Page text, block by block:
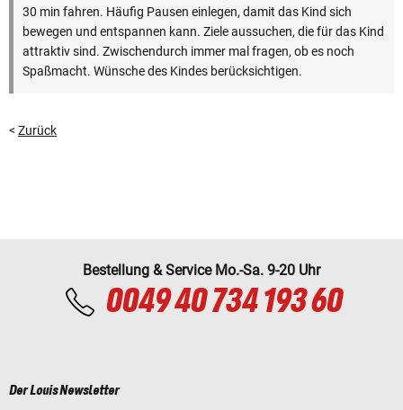
30 min fahren. Häufig Pausen einlegen, damit das Kind sich
bewegen und entspannen kann. Ziele aussuchen, die für das Kind
attraktiv sind. Zwischendurch immer mal fragen, ob es noch
Spaßmacht. Wünsche des Kindes berücksichtigen.
< Zurück
Bestellung & Service Mo.-Sa. 9-20 Uhr
0049 40 734 193 60
Der Louis Newsletter